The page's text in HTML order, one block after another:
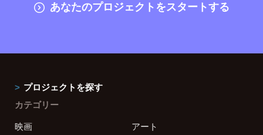
あなたのプロジェクトをスタートする
プロジェクトを探す
カテゴリー
映画
アート